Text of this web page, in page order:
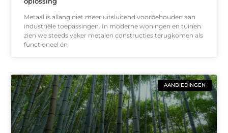
Metaal is allang niet meer uitsluitend voorbehouden aan
industriële toepassingen. In moderne woningen en tuinen
zien we steeds vaker metalen constructies terugkomen als
functioneel én
AANBIEDINGEN